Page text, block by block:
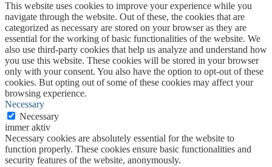
This website uses cookies to improve your experience while you
navigate through the website. Out of these, the cookies that are
categorized as necessary are stored on your browser as they are
essential for the working of basic functionalities of the website. We
also use third-party cookies that help us analyze and understand how
you use this website. These cookies will be stored in your browser
only with your consent. You also have the option to opt-out of these
cookies. But opting out of some of these cookies may affect your
browsing experience.
Necessary
Necessary
immer aktiv
Necessary cookies are absolutely essential for the website to
function properly. These cookies ensure basic functionalities and
security features of the website, anonymously.